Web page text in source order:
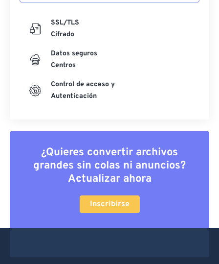
SSL/TLS
Cifrado
Datos seguros
Centros
Control de acceso y
Autenticación
¿Quieres convertir archivos
grandes sin colas ni anuncios?
Actualizar ahora
Inscribirse